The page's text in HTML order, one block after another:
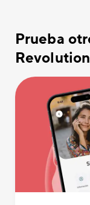
Prueba
Revolution